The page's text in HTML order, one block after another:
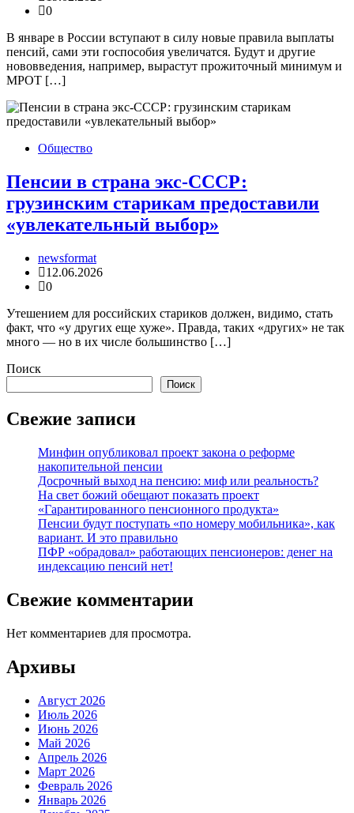
0
В январе в России вступают в силу новые правила выплаты
пенсий, сами эти госпособия увеличатся. Будут и другие
нововведения, например, вырастут прожиточный минимум и
МРОТ […]
Общество
Пенсии в страна экс-СССР:
грузинским старикам предоставили
«увлекательный выбор»
newsformat
12.06.2026
0
Утешением для российских стариков должен, видимо, стать
факт, что «у других еще хуже». Правда, таких «других» не так
много — но в их числе большинство […]
Поиск
Поиск
Свежие записи
Минфин опубликовал проект закона о реформе
накопительной пенсии
Досрочный выход на пенсию: миф или реальность?
На свет божий обещают показать проект
«Гарантированного пенсионного продукта»
Пенсии будут поступать «по номеру мобильника», как
вариант. И это правильно
ПФР «обрадовал» работающих пенсионеров: денег на
индексацию пенсий нет!
Свежие комментарии
Нет комментариев для просмотра.
Архивы
Август 2026
Июль 2026
Июнь 2026
Май 2026
Апрель 2026
Март 2026
Февраль 2026
Январь 2026